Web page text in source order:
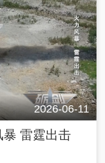
2026-06-11
暴 雷霆出击